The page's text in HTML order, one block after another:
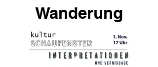
Wanderung